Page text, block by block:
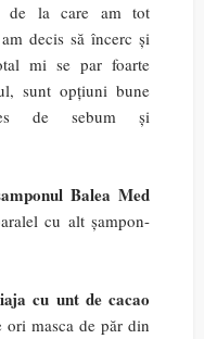
de la care am tot
decis să încerc și
mi se par foarte
sunt opțiuni bune
de sebum și
Balea Med
cu alt șampon-
cu unt de cacao
masca de păr din